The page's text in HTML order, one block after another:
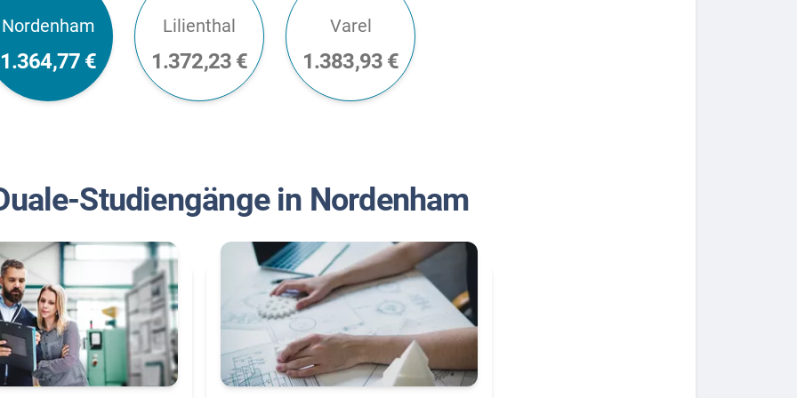
Nordenham
1.364,77 €
Lilienthal
1.372,23 €
Varel
1.383,93 €
Studiengänge in Nordenham